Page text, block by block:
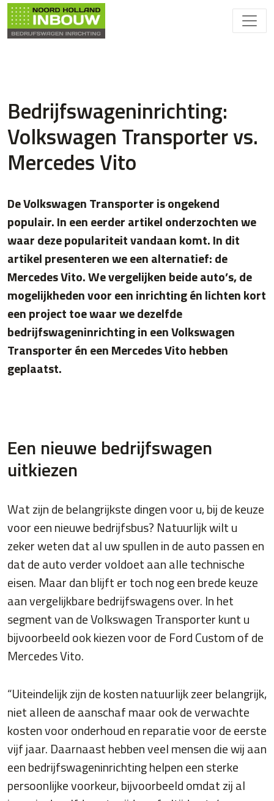
Bedrijfswageninrichting:
Volkswagen Transporter vs.
Mercedes Vito
De Volkswagen Transporter is ongekend
populair. In een eerder artikel onderzochten we
waar deze populariteit vandaan komt. In dit
artikel presenteren we een alternatief: de
Mercedes Vito. We vergelijken beide auto’s, de
mogelijkheden voor een inrichting én lichten kort
een project toe waar we dezelfde
bedrijfswageninrichting in een Volkswagen
Transporter én een Mercedes Vito hebben
geplaatst.
Een nieuwe bedrijfswagen
uitkiezen
Wat zijn de belangrijkste dingen voor u, bij de keuze
voor een nieuwe bedrijfsbus? Natuurlijk wilt u
zeker weten dat al uw spullen in de auto passen en
dat de auto verder voldoet aan alle technische
eisen. Maar dan blijft er toch nog een brede keuze
aan vergelijkbare bedrijfswagens over. In het
segment van de Volkswagen Transporter kunt u
bijvoorbeeld ook kiezen voor de Ford Custom of de
Mercedes Vito.
“Uiteindelijk zijn de kosten natuurlijk zeer belangrijk,
niet alleen de aanschaf maar ook de verwachte
kosten voor onderhoud en reparatie voor de eerste
vijf jaar. Daarnaast hebben veel mensen die wij aan
een bedrijfswageninrichting helpen een sterke
persoonlijke voorkeur, bijvoorbeeld omdat zij al